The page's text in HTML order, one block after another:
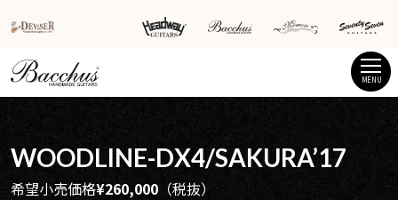
MENU
WOODLINE-DX4/SAKURA’17
希望小売価格¥260,000 （税抜）